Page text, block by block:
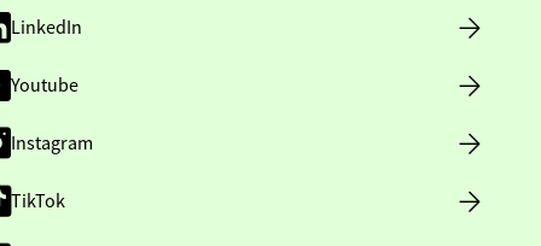
LinkedIn
Youtube
Instagram
TikTok